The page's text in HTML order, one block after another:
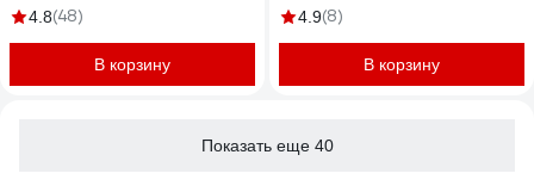
(полная сборка), 874х37х22
4.8(48)
В корзину
WLS2835-
4.9(8)
В корзину
Показать еще 40